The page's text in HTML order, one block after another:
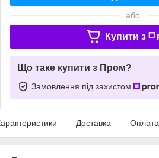
або
Купити з
Що таке купити з Пром?
Замовлення під захистом
Доставка Оплата